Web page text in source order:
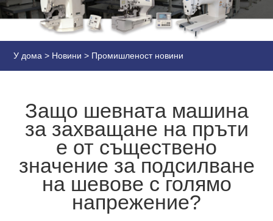
У дома > Новини > Промишленост новини
Защо шевната машина
за захващане на пръти
е от съществено
значение за подсилване
на шевове с голямо
напрежение?